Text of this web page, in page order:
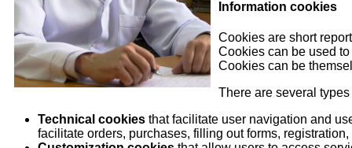
Information cookies
Cookies are short
Cookies can be used
Cookies can be
There are several
Technical cookies that facilitate user navigation and
facilitate orders, purchases, filling out forms,